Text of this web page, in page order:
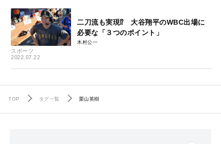
スポーツ
2022.07.22
二刀流も実現⁉ 大谷翔平のWBC出場に
必要な「３つのポイント」
木村公一
TOP タグ一覧 栗山英樹